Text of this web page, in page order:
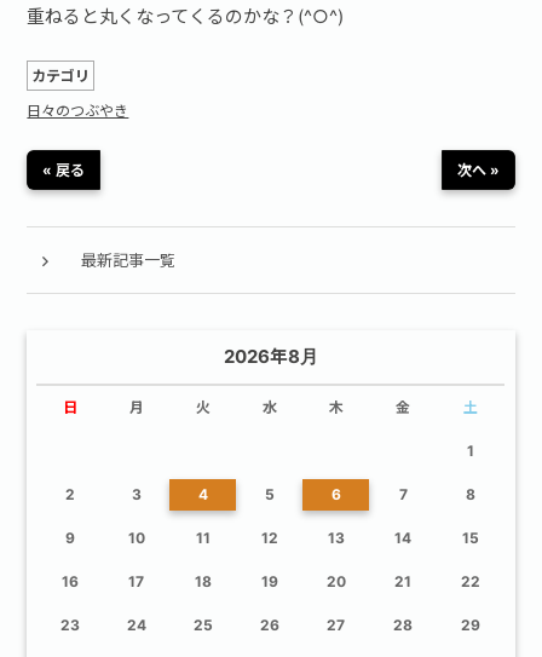
重ねると丸くなってくるのかな？(^○^)
カテゴリ
日々のつぶやき
« 戻る 次へ »
最新記事一覧
2026年8月
日 月 火 水 木 金 土
1
2 3 4 5 6 7 8
9 10 11 12 13 14 15
16 17 18 19 20 21 22
23 24 25 26 27 28 29